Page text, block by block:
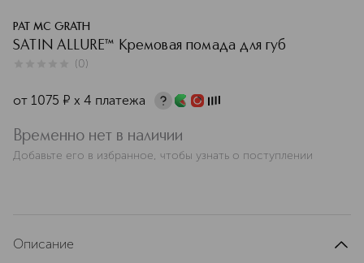
PAT MC GRATH
SATIN ALLURE™ Кремовая помада для губ
(0)
от 1075 ¤ х 4 платежа
Временно нет в наличии
Добавьте его в избранное, чтобы узнать о поступлении
Описание